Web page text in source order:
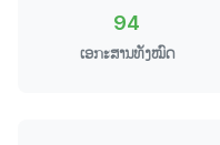
94
ເອກະສານທັງໝົດ